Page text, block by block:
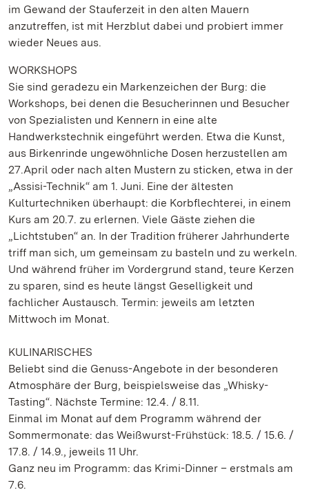
im Gewand der Stauferzeit in den alten Mauern
anzutreffen, ist mit Herzblut dabei und probiert immer
wieder Neues aus.
WORKSHOPS
Sie sind geradezu ein Markenzeichen der Burg: die
Workshops, bei denen die Besucherinnen und Besucher
von Spezialisten und Kennern in eine alte
Handwerkstechnik eingeführt werden. Etwa die Kunst,
aus Birkenrinde ungewöhnliche Dosen herzustellen am
27.April oder nach alten Mustern zu sticken, etwa in der
„Assisi-Technik“ am 1. Juni. Eine der ältesten
Kulturtechniken überhaupt: die Korbflechterei, in einem
Kurs am 20.7. zu erlernen. Viele Gäste ziehen die
„Lichtstuben“ an. In der Tradition früherer Jahrhunderte
triff man sich, um gemeinsam zu basteln und zu werkeln.
Und während früher im Vordergrund stand, teure Kerzen
zu sparen, sind es heute längst Geselligkeit und
fachlicher Austausch. Termin: jeweils am letzten
Mittwoch im Monat.
KULINARISCHES
Beliebt sind die Genuss-Angebote in der besonderen
Atmosphäre der Burg, beispielsweise das „Whisky-
Tasting“. Nächste Termine: 12.4. / 8.11.
Einmal im Monat auf dem Programm während der
Sommermonate: das Weißwurst-Frühstück: 18.5. / 15.6. /
17.8. / 14.9., jeweils 11 Uhr.
Ganz neu im Programm: das Krimi-Dinner – erstmals am
7.6.